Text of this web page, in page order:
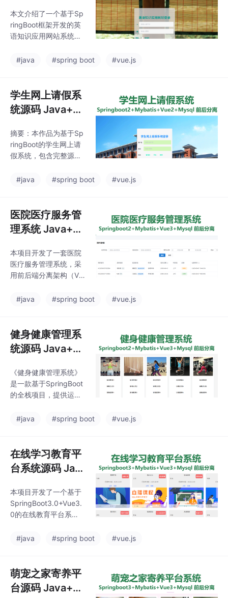
品展示等功能，优化了
餐厅资源调度。运行环
境要求JDK1.8、Maven
发工具推荐IDEA/Ecl
Vue 万字文档
本文介绍了一个基于Sp
ringBoot框架开发的英
语知识应用网站系统。
包含管理员和用户两个
试管理等。技术栈包括
前端Vue2.0+Element-
ui，后端Java+SpringB
库使用MySQL5.7。系
统提供全套开发资源，
包括源码、数据库、设
行环境要求JDK1.8、M
#java #spring boot #vue.js
学生网上请假系
统源码 Java+S
万字文档
摘要：本作品为基于Sp
ringBoot的学生网上请
假系统，包含完整源
程。系统采用前后端分
采用SpringBoot2.0+M
yBatis。支持管理员、
教师、学生三类用户，
批、考勤记录等全流程
管理。运行环境要求JD
K1.8、MySQL8和Nod
EA/Eclipse+VSCode。
#java #spring boot #vue.js
医院医疗服务管
理系统 Java+S
3 万字文档+PP
T
本项目开发了一套医院
医疗服务管理系统，采
用前后端分离架构（Vu
ySQL8），实现医院诊
生排班、药品库存、患
者预约、就诊记录、处
方管理等核心模块，支
析。提供完整的源码、
数据库脚本、万字设计
文档及本地部署教程，
aven3.6.3+Node20。
#java #spring boot #vue.js
健身健康管理系
统源码 Java+S
3 前后分离
《健身健康管理系统》
是一款基于SpringBoot
的全栈项目，提供运动
统采用Vue3.0+Elemen
栈，支持用户健康档
案、训练打卡、饮食记
录、健身计划等核心功
码、MySQL5.7数据库
及部署教程，开发环境
需JDK1.8+Maven3.6.3
动数据与健康指标，实
#java #spring boot #vue.js
在线学习教育平
台系统源码 Jav
Vue3 前后分离
本项目开发了一个基于
SpringBoot3.0+Vue3.
0的在线教育平台系
数据库及部署教程。系
lement-plus，后端采用
Java+SpringBoot3.0+
MyBatis。主要功能包
#java #spring boot #vue.js
萌宠之家寄养平
台源码 Java+S